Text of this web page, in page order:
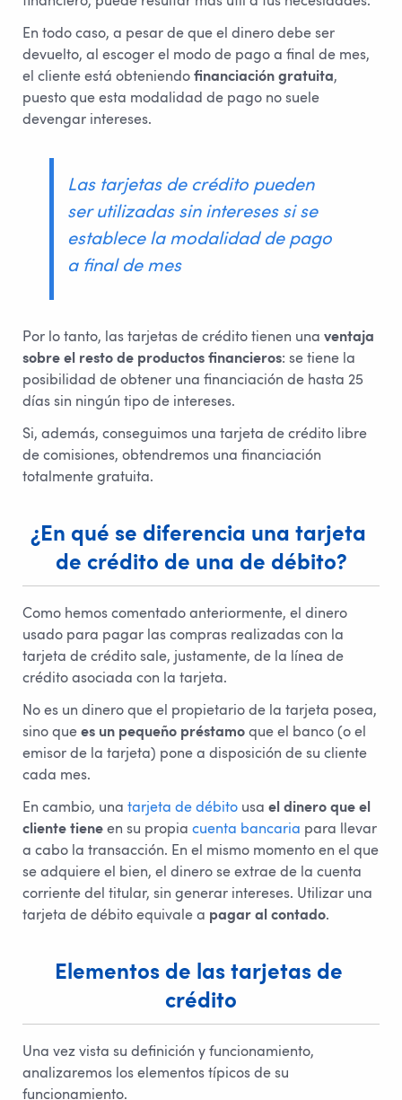
En todo caso, a pesar de que el dinero debe ser
devuelto, al escoger el modo de pago a final de mes,
el cliente está obteniendo financiación gratuita,
puesto que esta modalidad de pago no suele
devengar intereses.
Las tarjetas de crédito pueden
ser utilizadas sin intereses si se
establece la modalidad de pago
a final de mes
Por lo tanto, las tarjetas de crédito tienen una ventaja
sobre el resto de productos financieros: se tiene la
posibilidad de obtener una financiación de hasta 25
días sin ningún tipo de intereses.
Si, además, conseguimos una tarjeta de crédito libre
de comisiones, obtendremos una financiación
totalmente gratuita.
¿En qué se diferencia una tarjeta
de crédito de una de débito?
Como hemos comentado anteriormente, el dinero
usado para pagar las compras realizadas con la
tarjeta de crédito sale, justamente, de la línea de
crédito asociada con la tarjeta.
No es un dinero que el propietario de la tarjeta posea,
sino que es un pequeño préstamo que el banco (o el
emisor de la tarjeta) pone a disposición de su cliente
cada mes.
En cambio, una tarjeta de débito usa el dinero que el
cliente tiene en su propia cuenta bancaria para llevar
a cabo la transacción. En el mismo momento en el que
se adquiere el bien, el dinero se extrae de la cuenta
corriente del titular, sin generar intereses. Utilizar una
tarjeta de débito equivale a pagar al contado.
Elementos de las tarjetas de
crédito
Una vez vista su definición y funcionamiento,
analizaremos los elementos típicos de su
funcionamiento.